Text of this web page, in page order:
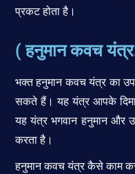
प्रकट होता है।
( हनुमान कवच
भक्त हनुमान कवच यंत्र का
सकते हैं। यह यंत्र आपके
यह यंत्र भगवान हनुमान और
करता है।
हनुमान कवच यंत्र कैसे काम